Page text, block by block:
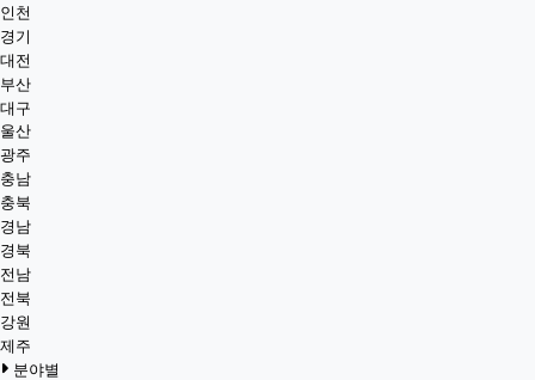
인천
경기
대전
부산
대구
울산
광주
충남
충북
경남
경북
전남
전북
강원
제주
분야별